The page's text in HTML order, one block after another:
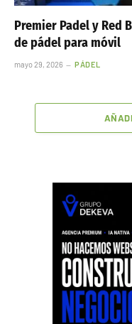
Premier Padel y Red
de pádel para móvil
mayo 29, 2026 PÁDEL